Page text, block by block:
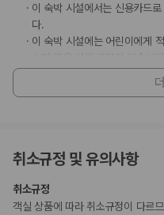
이 숙박 시설에서는 신용카드
다.
이 숙박 시설에는 어린이에게
설에 연락하여 적합한 객실을
이 숙박 시설은 빗, 샤워 타월,
수 있습니다.
지 않고 이용할 경우 무료로 숙
취소규정 및 유의사항
취소규정
객실 상품에 따라 취소규정이 다르